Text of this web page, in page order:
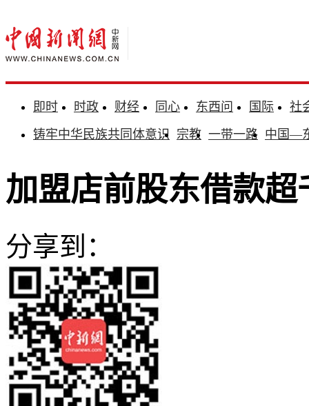
即时 时政 财经 同心 东西问 国际
社
铸牢中华民族共同体意识 宗教 一带一路 中国—
加盟店前股东借款
分享到：